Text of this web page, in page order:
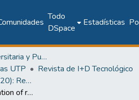
Todo
DSpace
Estadísticas
Editorial Universitaria y Publicaciones Seriadas
UTP
Revista de I+D Tecnológico
Vol. 16 Núm. 1 (2020): Revista de I+D Tecnológico
Review on propagation of ransomware in windows operating systems